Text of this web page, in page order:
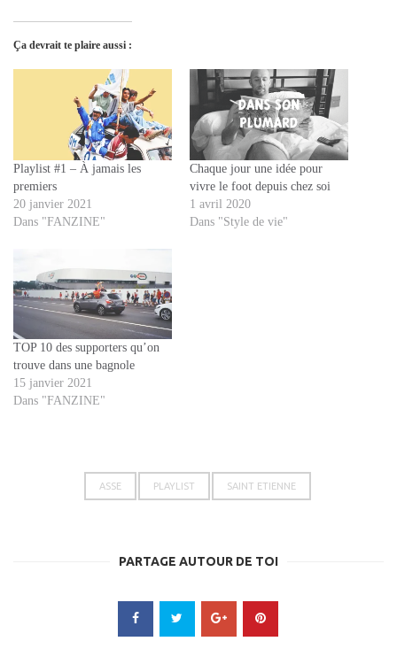
Ça devrait te plaire aussi :
Playlist #1 – À jamais les
premiers
20 janvier 2021
Dans "FANZINE"
Chaque jour une idée pour
vivre le foot depuis chez soi
1 avril 2020
Dans "Style de vie"
TOP 10 des supporters qu’on
trouve dans une bagnole
15 janvier 2021
Dans "FANZINE"
ASSE PLAYLIST SAINT ETIENNE
PARTAGE AUTOUR DE TOI